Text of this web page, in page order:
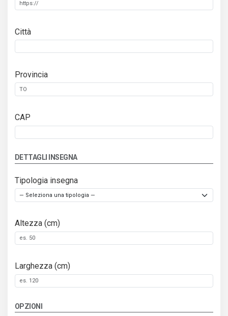
Città
Provincia
CAP
DETTAGLI INSEGNA
Tipologia insegna
Altezza (cm)
Larghezza (cm)
OPZIONI